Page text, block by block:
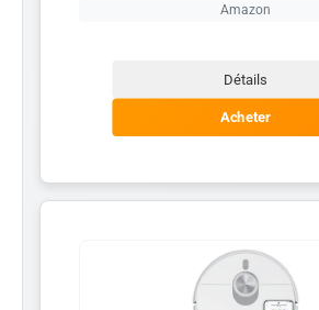
Amazon
Détails
Acheter